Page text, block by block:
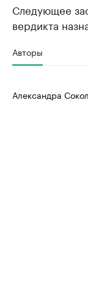
Следующее
вердикта
Авторы
Александра